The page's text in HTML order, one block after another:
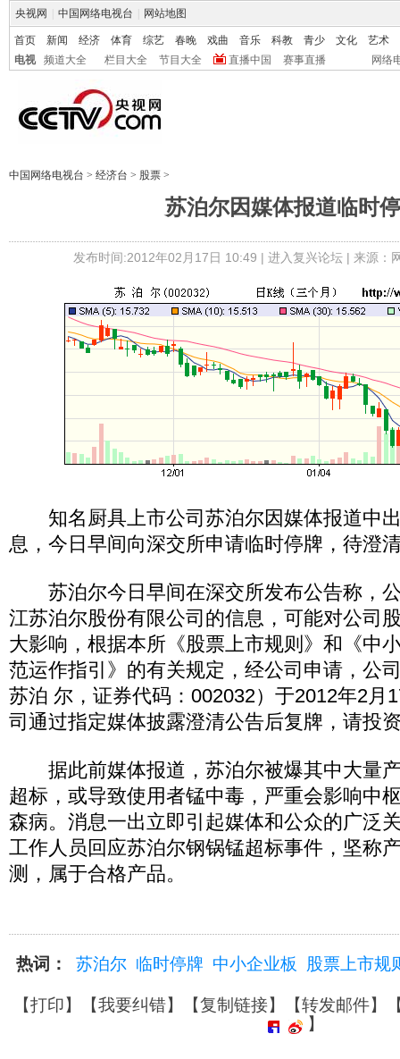
央视网 中国网络电视台 网站地图
首页 新闻 经济 体育 综艺 春晚 戏曲 音乐 科教 青少 文化
艺术
电视
频道大全 栏目大全 节目大全 直播中国 赛事直播 网络
中国网络电视台 > 经济台 > 股票 >
苏泊尔因媒体报道临时
发布时间:2012年02月17日 10:49 | 进入复兴论坛| 来源：
知名厨具上市公司苏泊尔因媒体报道中
息，今日早间向深交所申请临时停牌，待澄
苏泊尔今日早间在深交所发布公告称，
江苏泊尔股份有限公司的信息，可能对公司
大影响，根据本所《股票上市规则》和《中
范运作指引》的有关规定，经公司申请，公
苏泊 尔，证券代码：002032）于2012年2月
司通过指定媒体披露澄清公告后复牌，请投
据此前媒体报道，苏泊尔被爆其中大量
超标，或导致使用者锰中毒，严重会影响中
森病。消息一出立即引起媒体和公众的广泛
工作人员回应苏泊尔钢锅锰超标事件，坚称
测，属于合格产品。
热词： 苏泊尔 临时停牌 中小企业板 股票上市规
【打印】【我要纠错】【复制链接】【转发邮件】
】